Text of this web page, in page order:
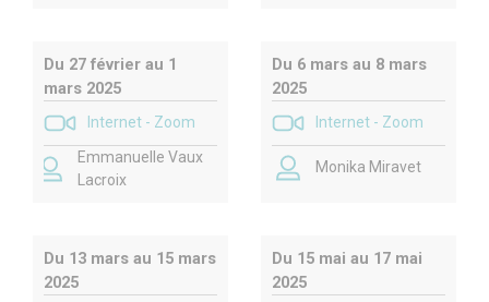
Du 27 février au 1
mars 2025
Internet - Zoom
Emmanuelle Vaux
Lacroix
Du 6 mars au 8 mars
2025
Internet - Zoom
Monika Miravet
Du 13 mars au 15 mars
2025
Du 15 mai au 17 mai
2025